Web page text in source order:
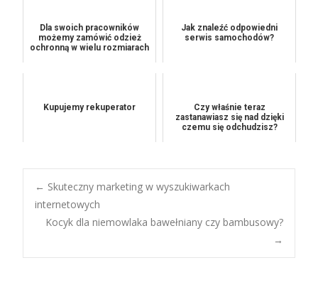
Dla swoich pracowników
możemy zamówić odzież
ochronną w wielu rozmiarach
Jak znaleźć odpowiedni
serwis samochodów?
Kupujemy rekuperator
Czy właśnie teraz
zastanawiasz się nad dzięki
czemu się odchudzisz?
Post
navigation
← Skuteczny marketing w wyszukiwarkach
internetowych
Kocyk dla niemowlaka bawełniany czy bambusowy?
→